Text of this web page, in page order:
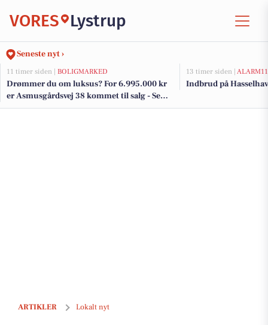
VORES Lystrup
Seneste nyt ›
11 timer siden | BOLIGMARKED
Drømmer du om luksus? For 6.995.000 kr
er Asmusgårdsvej 38 kommet til salg - Se
den og de dyreste boliger til salg her
13 timer siden |
Indbrud på
ARTIKLER Lokalt nyt
Nyt stenrev ved Den Permanente skal forbedre havmiljøet og give